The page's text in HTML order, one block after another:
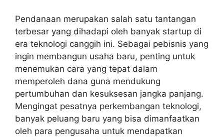
Pendanaan merupakan salah satu tantangan
terbesar yang dihadapi oleh banyak startup di
era teknologi canggih ini. Sebagai pebisnis yang
ingin membangun usaha baru, penting untuk
menemukan cara yang tepat dalam
memperoleh dana guna mendukung
pertumbuhan dan kesuksesan jangka panjang.
Mengingat pesatnya perkembangan teknologi,
banyak peluang baru yang bisa dimanfaatkan
oleh para pengusaha untuk mendapatkan